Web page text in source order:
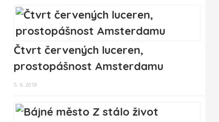
Čtvrt červených luceren,
prostopášnost Amsterdamu
5. 6. 2018